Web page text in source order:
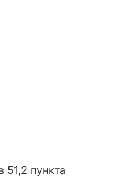
пункта